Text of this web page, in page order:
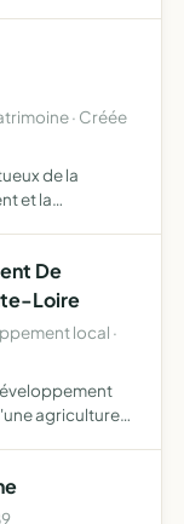
· Créée
de la
et la
De
Loire
local ·
agriculture